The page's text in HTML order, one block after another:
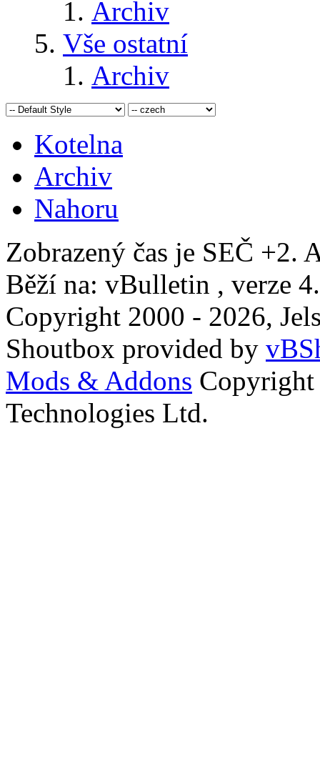
Archiv
Vše ostatní
Archiv
Kotelna
Archiv
Nahoru
Zobrazený čas je SEČ +2.
Běží na: vBulletin , verze
Copyright 2000 - 2026,
Shoutbox provided by
Mods & Addons
Technologies Ltd.